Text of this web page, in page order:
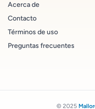
Acerca de
Contacto
Términos de uso
Preguntas frecuentes
© 2025